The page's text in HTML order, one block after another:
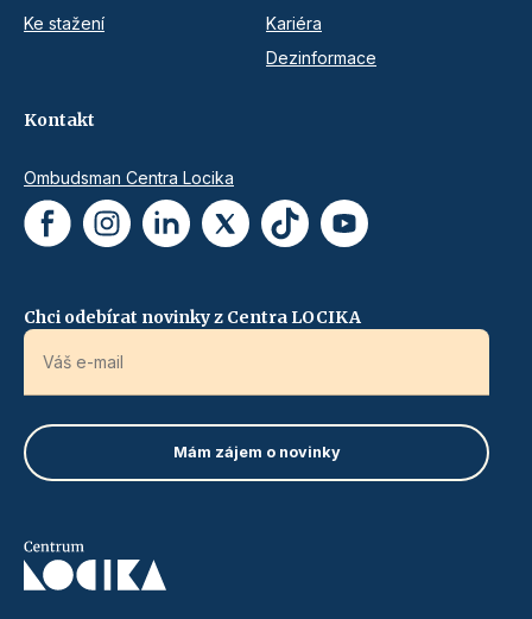
Ke stažení
Kariéra
Dezinformace
Kontakt
Ombudsman Centra Locika
Chci odebírat novinky z Centra LOCIKA